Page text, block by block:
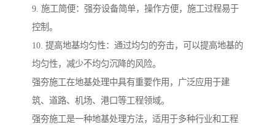
9. 施工简便：强夯设备简单，操作方便，施工过程易于
控制。
10. 提高地基均匀性：通过均匀的夯击，可以提高地基的
均匀性，减少不均匀沉降的风险。
强夯施工在地基处理中具有重要作用，广泛应用于建
筑、道路、机场、港口等工程领域。
强夯施工是一种地基处理方法，适用于多种行业和工程